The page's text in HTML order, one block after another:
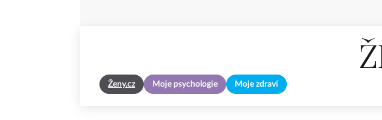
Ženy.cz Moje psychologie Moje zdraví